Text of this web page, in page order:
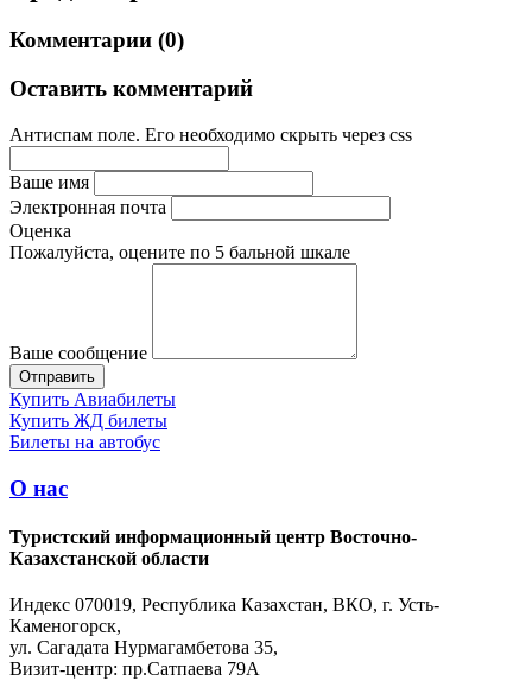
Комментарии (0)
Оставить комментарий
Антиспам поле. Его необходимо скрыть через css
Ваше имя
Электронная почта
Оценка
Пожалуйста, оцените по 5 бальной шкале
Ваше сообщение
Купить Авиабилеты
Купить ЖД билеты
Билеты на автобус
О нас
Туристский информационный центр Восточно-
Казахстанской области
Индекс 070019, Республика Казахстан, ВКО, г. Усть-
Каменогорск,
ул. Сагадата Нурмагамбетова 35,
Визит-центр: пр.Сатпаева 79А